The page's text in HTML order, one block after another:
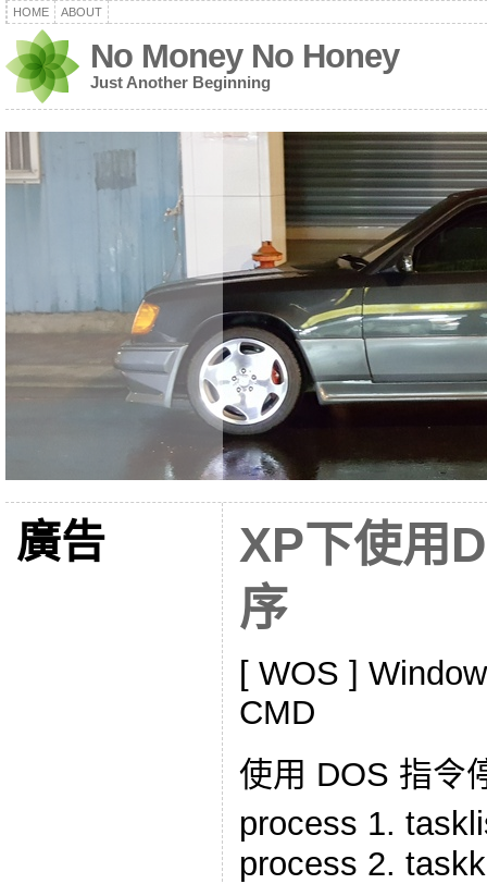
HOME ABOUT
No Money No Honey
Just Another Beginning
廣告
XP下使用
序
[ WOS ]
CMD
使用 DOS 指令
process 1.
process 2.